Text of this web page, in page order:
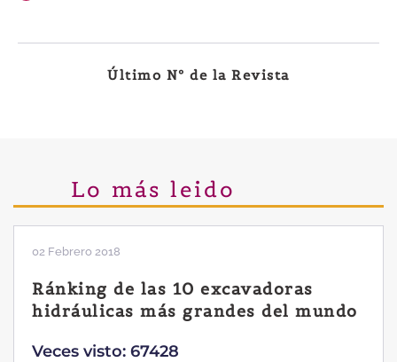
Último Nº de la Revista
Lo más leido
02 Febrero 2018
Ránking de las 10 excavadoras
hidráulicas más grandes del mundo
Veces visto: 67428